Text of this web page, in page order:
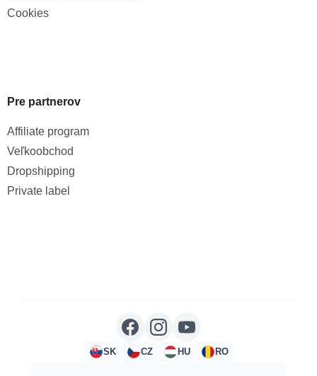
Cookies
Pre partnerov
Affiliate program
Veľkoobchod
Dropshipping
Private label
SK CZ HU RO